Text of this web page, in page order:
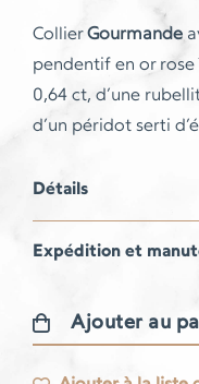
CollierGourmande
pendentif en or rose
0,64 ct, d’une
d’un péridot serti
Détails
Expédition et
quantité
de
Ajouter au